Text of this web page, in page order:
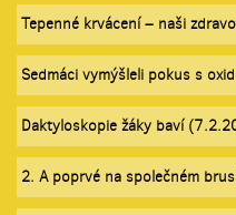
Tepenné krvácení – naši
Sedmáci vymýšleli pokus s
Daktyloskopie žáky baví
2. A poprvé na společném